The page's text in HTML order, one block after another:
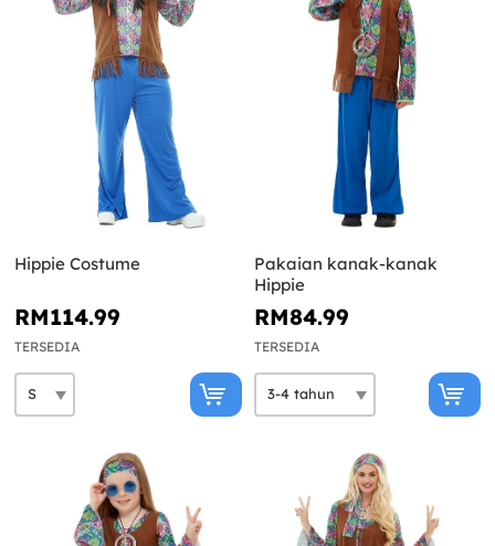
Hippie Costume
RM114.99
TERSEDIA
Pakaian kanak-kanak
Hippie
RM84.99
TERSEDIA